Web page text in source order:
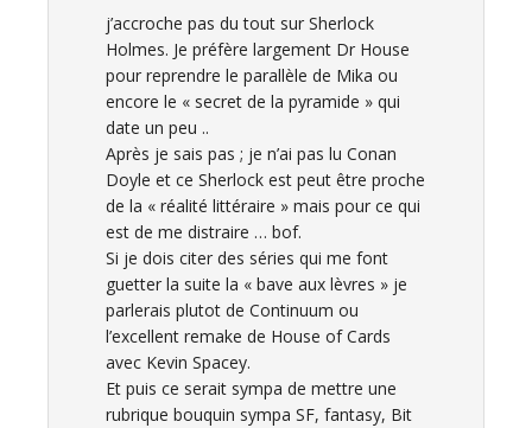
j’accroche pas du tout sur Sherlock
Holmes. Je préfère largement Dr House
pour reprendre le parallèle de Mika ou
encore le « secret de la pyramide » qui
date un peu ..
Après je sais pas ; je n’ai pas lu Conan
Doyle et ce Sherlock est peut être proche
de la « réalité littéraire » mais pour ce qui
est de me distraire … bof.
Si je dois citer des séries qui me font
guetter la suite la « bave aux lèvres » je
parlerais plutot de Continuum ou
l’excellent remake de House of Cards
avec Kevin Spacey.
Et puis ce serait sympa de mettre une
rubrique bouquin sympa SF, fantasy, Bit